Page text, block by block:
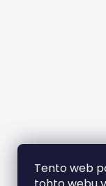
Tento web